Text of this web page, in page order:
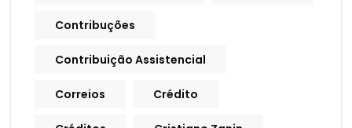
Contribuções
Contribuição Assistencial
Correios Crédito